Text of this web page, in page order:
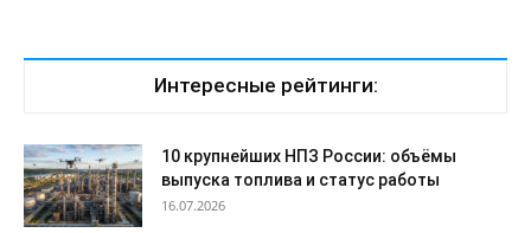
Интересные рейтинги:
10 крупнейших НПЗ России: объёмы
выпуска топлива и статус работы
16.07.2026